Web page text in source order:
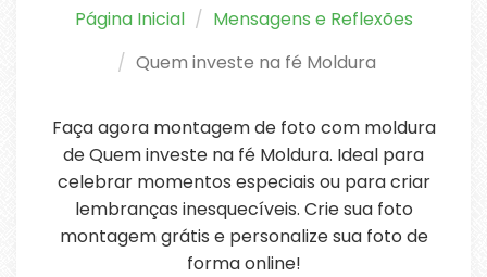
Página Inicial
Mensagens e Reflexões
Quem investe na fé Moldura
Faça agora montagem de foto com moldura
de Quem investe na fé Moldura. Ideal para
celebrar momentos especiais ou para criar
lembranças inesquecíveis. Crie sua foto
montagem grátis e personalize sua foto de
forma online!